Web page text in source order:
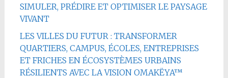
SIMULER, PRÉDIRE ET OPTIMISER LE PAYSAGE
VIVANT
LES VILLES DU FUTUR : TRANSFORMER
QUARTIERS, CAMPUS, ÉCOLES, ENTREPRISES
ET FRICHES EN ÉCOSYSTÈMES URBAINS
RÉSILIENTS AVEC LA VISION OMAKËYA™